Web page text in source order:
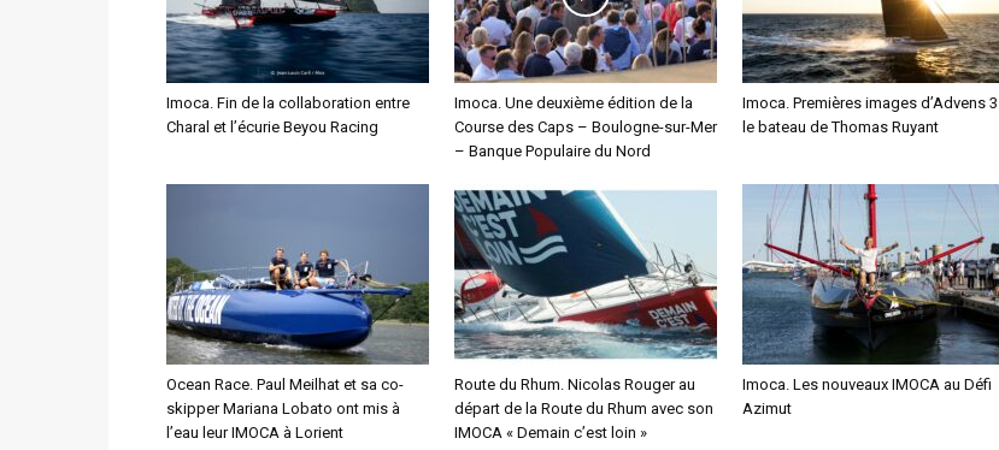
Imoca. Fin de la collaboration entre
Charal et l’écurie Beyou Racing
Imoca. Une deuxième édition de la
Course des Caps – Boulogne-sur-Mer
– Banque Populaire du Nord
Imoca. Premières images d’Advens 3
le bateau de Thomas Ruyant
Ocean Race. Paul Meilhat et sa co-
skipper Mariana Lobato ont mis à
l’eau leur IMOCA à Lorient
Route du Rhum. Nicolas Rouger au
départ de la Route du Rhum avec son
IMOCA « Demain c’est loin »
Imoca. Les nouveaux IMOCA au Défi
Azimut